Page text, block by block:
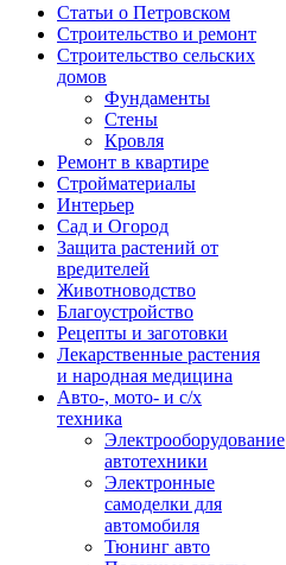
Статьи о Петровском
Строительство и ремонт
Строительство сельских
домов
Фундаменты
Стены
Кровля
Ремонт в квартире
Стройматериалы
Интерьер
Сад и Огород
Защита растений от
вредителей
Животноводство
Благоустройство
Рецепты и заготовки
Лекарственные растения
и народная медицина
Авто-, мото- и с/х
техника
Электрооборудование
автотехники
Электронные
самоделки для
автомобиля
Тюнинг авто